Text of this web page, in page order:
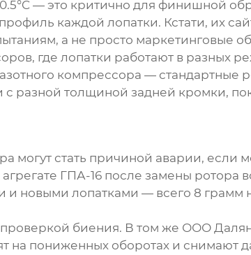
— это критично для финишной
каждой лопатки. Кстати, их
а не просто маркетинговые
где лопатки работают в разных
компрессора — стандартные
с разной толщиной задней кромки,
могут стать причиной аварии,
ГПА-16 после замены ротора
новыми лопатками — всего 8 грамм
биения. В том же ООО
на пониженных оборотах и снимают